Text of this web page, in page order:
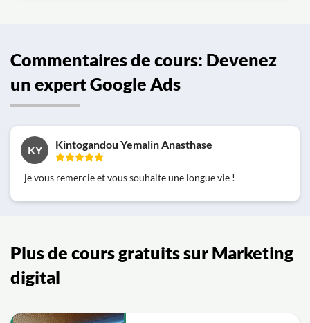
Commentaires de cours: Devenez
un expert Google Ads
KY Kintogandou Yemalin Anasthase
je vous remercie et vous souhaite une longue vie !
Plus de cours gratuits sur Marketing
digital